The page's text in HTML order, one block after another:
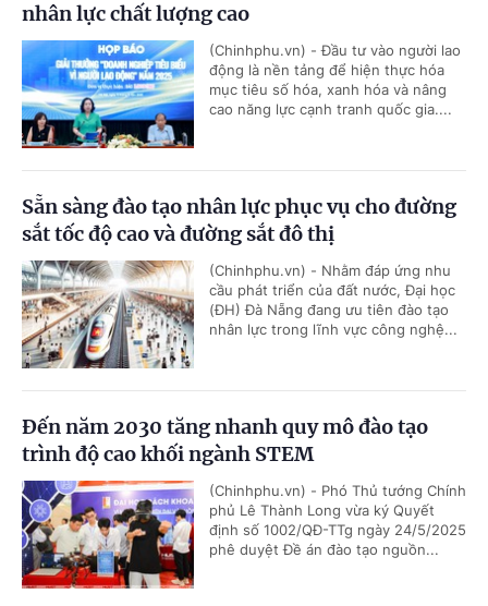
nhân lực chất lượng cao
(Chinhphu.vn) - Đầu tư vào người lao
động là nền tảng để hiện thực hóa
mục tiêu số hóa, xanh hóa và nâng
cao năng lực cạnh tranh quốc gia....
Sẵn sàng đào tạo nhân lực phục vụ cho đường
sắt tốc độ cao và đường sắt đô thị
(Chinhphu.vn) - Nhằm đáp ứng nhu
cầu phát triển của đất nước, Đại học
(ĐH) Đà Nẵng đang ưu tiên đào tạo
nhân lực trong lĩnh vực công nghệ...
Đến năm 2030 tăng nhanh quy mô đào tạo
trình độ cao khối ngành STEM
(Chinhphu.vn) - Phó Thủ tướng Chính
phủ Lê Thành Long vừa ký Quyết
định số 1002/QĐ-TTg ngày 24/5/2025
phê duyệt Đề án đào tạo nguồn...